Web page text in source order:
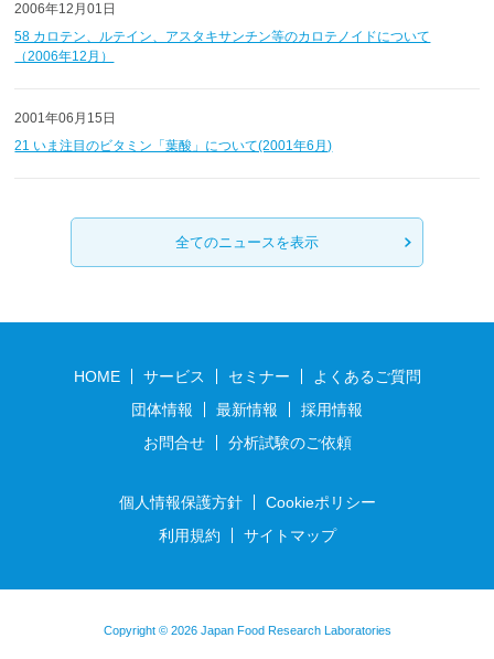
全てのニュースを表示
2006年12月01日
58 カロテン、ルテイン、アスタキサンチン等のカロテノイドについて
（2006年12月）
2001年06月15日
21 いま注目のビタミン「葉酸」について(2001年6月)
HOME サービス セミナー
よくあるご質問
団体情報
最新情報
採用情報
お問合せ
分析試験のご依頼
個人情報保護方針
Cookieポリシー
利用規約
サイトマップ
Copyright © 2026 Japan Food Research Laboratories